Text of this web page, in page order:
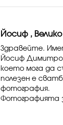
Йосиф ,
Здравейте.
Йосиф
което мога да
полезен е
фотография.
Фотографията